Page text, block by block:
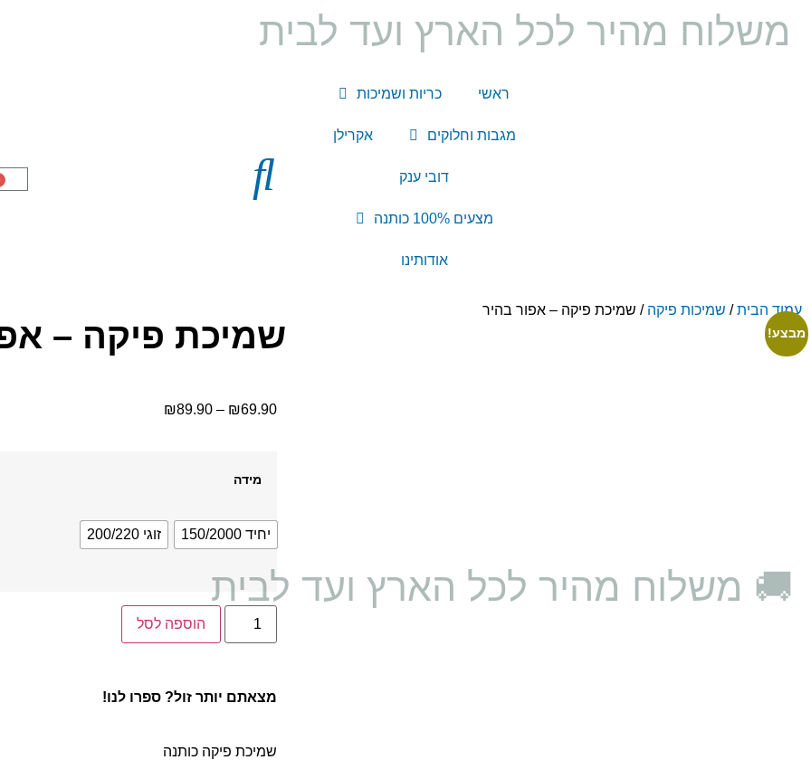
משלוח מהיר לכל הארץ ועד לבית
ראשי כריות ושמיכות
מגבות וחלוקים אקרילן
דובי ענק
מצעים 100% כותנה
אודותינו
עמוד הבית/ שמיכות פיקה / שמיכת פיקה – אפור בהיר
מבצע!
🚚 משלוח מהיר לכל הארץ ועד לבית
שמיכת פיקה –
₪69.90
–
₪89.90
מידה
יחיד 150/2000 זוגי 200/220
הוספה לסל
מצאתם יותר זול? ספרו לנו!
שמיכת פיקה כותנה